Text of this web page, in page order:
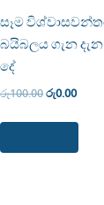
සෑම
බයිබලය ගැන
දේ
රු100.00රු0.00